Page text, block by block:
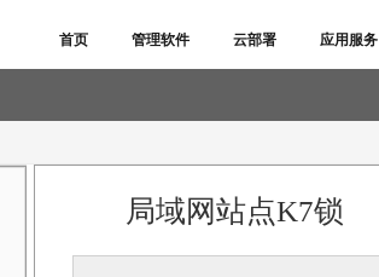
首页 管理软件 云部署 应用服务
局域网站点K7锁